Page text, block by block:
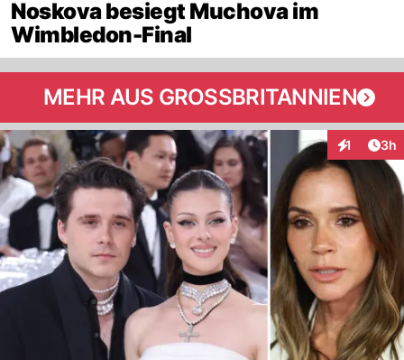
Noskova besiegt Muchova im
Wimbledon-Final
MEHR AUS GROSSBRITANNIEN
1 3h